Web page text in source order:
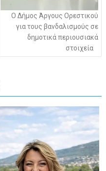
Ο Δήμος Άργους Ορεστικού
για τους βανδαλισμούς σε
δημοτικά περιουσιακά
στοιχεία